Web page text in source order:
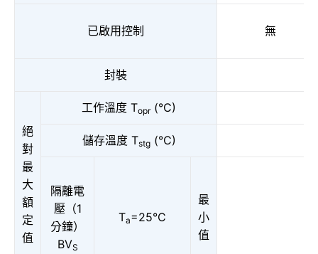
已啟用控制 無
封裝
絕
對
最
大
額
定
值
工作溫度 Topr(°C)
儲存溫度 Tstg(°C)
隔離電
壓（1
分鐘）
BVS
Ta=25°C
最
小
值